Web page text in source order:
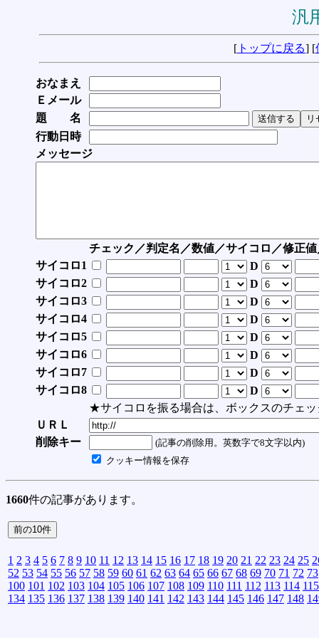
汎
[ トップに戻る] [
おなまえ
Ｅメール
題 名
行動日時
メッセージ
チェック／判定名／数値／サイコロ／修正
サイコロ1
D
サイコロ2
D
サイコロ3
D
サイコロ4
D
サイコロ5
D
サイコロ6
D
サイコロ7
D
サイコロ8
D
★サイコロを振る場合は、ボックスのチェッ
ＵＲＬ
削除キー
(記事の削除用。英数字で8文字以内)
クッキー情報を保存
1660件の記事があります。
1 2 3 4 5 6 7 8 9 10 11 12 13 14 15 16 17 18 19 20 21 22 23 24 25
52 53 54 55 56 57 58 59 60 61 62 63 64 65 66 67 68 69 70 71 72 73
100 101 102 103 104 105 106 107 108 109 110 111 112 113 114 115
134 135 136 137 138 139 140 141 142 143 144 145 146 147 148